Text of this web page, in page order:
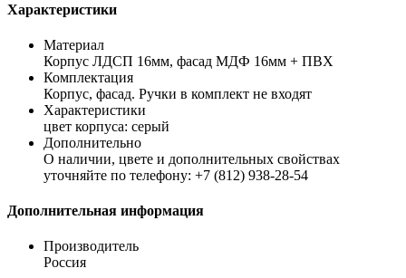
Характеристики
Материал
Корпус ЛДСП 16мм, фасад МДФ 16мм + ПВХ
Комплектация
Корпус, фасад. Ручки в комплект не входят
Характеристики
цвет корпуса: серый
Дополнительно
О наличии, цвете и дополнительных свойствах
уточняйте по телефону: +7 (812) 938-28-54
Дополнительная информация
Производитель
Россия